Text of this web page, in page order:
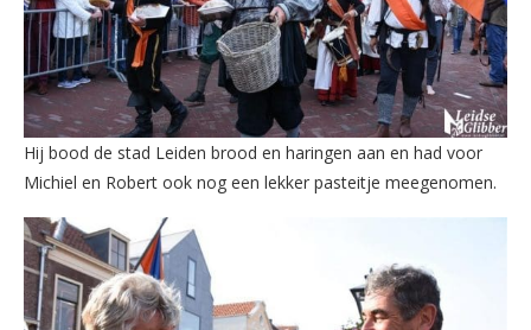
Hij bood de stad Leiden brood en haringen aan en had voor
Michiel en Robert ook nog een lekker pasteitje meegenomen.